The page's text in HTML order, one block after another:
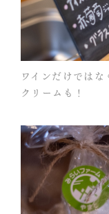
ワインだけでは
クリームも！